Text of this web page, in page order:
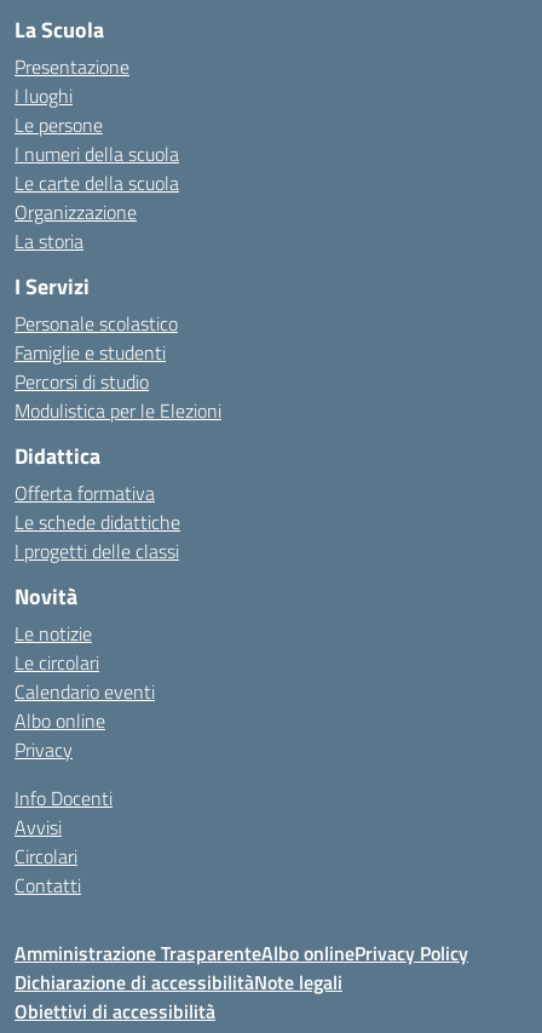
La Scuola
Presentazione
I luoghi
Le persone
I numeri della scuola
Le carte della scuola
Organizzazione
La storia
I Servizi
Personale scolastico
Famiglie e studenti
Percorsi di studio
Modulistica per le Elezioni
Didattica
Offerta formativa
Le schede didattiche
I progetti delle classi
Novità
Le notizie
Le circolari
Calendario eventi
Albo online
Privacy
Info Docenti
Avvisi
Circolari
Contatti
Amministrazione TrasparenteAlbo onlinePrivacy Policy
Dichiarazione di accessibilitàNote legali
Obiettivi di accessibilità